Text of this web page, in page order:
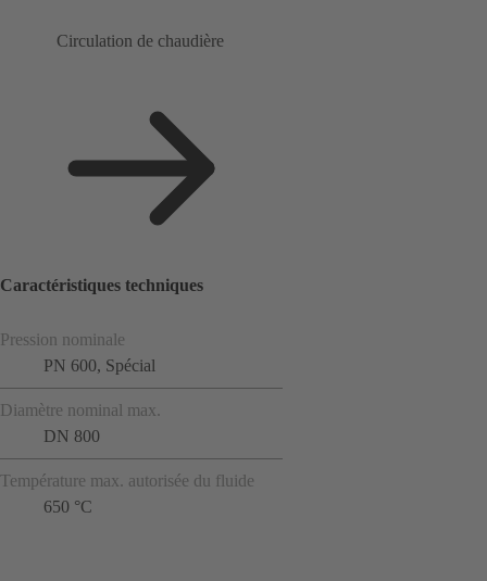
Circulation de chaudière
Caractéristiques techniques
Pression nominale
PN 600, Spécial
Diamètre nominal max.
DN 800
Température max. autorisée du fluide
650 °C